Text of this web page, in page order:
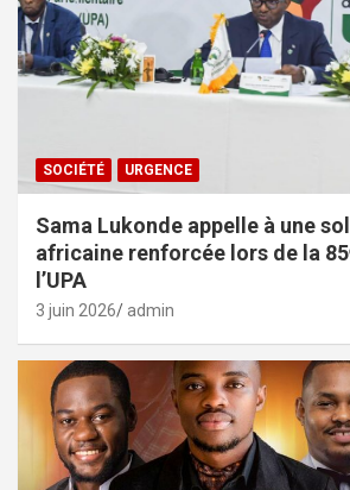
SOCIÉTÉ URGENCE
Sama Lukonde appelle à une
africaine renforcée lors de la
l’UPA
3 juin 2026 admin